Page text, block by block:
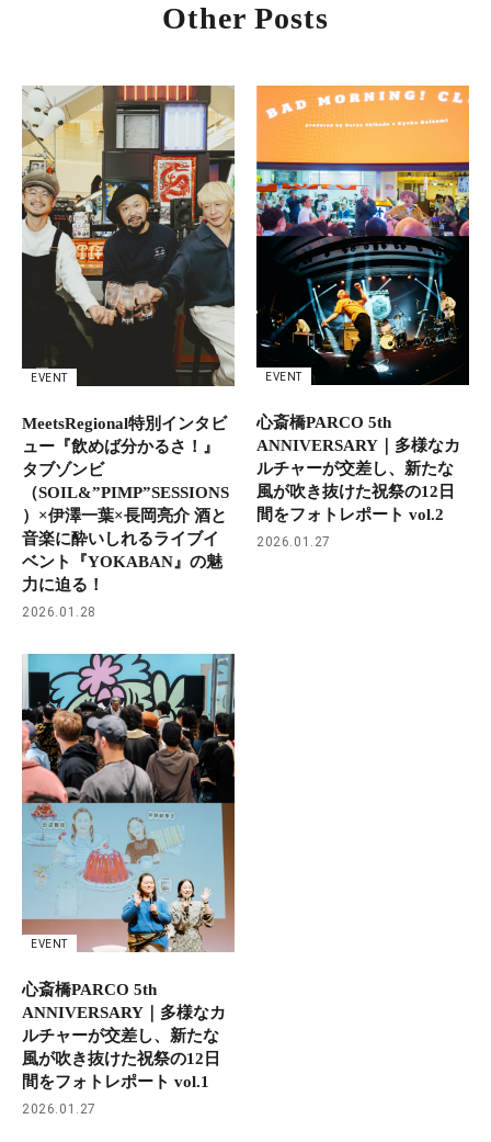
Other Posts
EVENT
MeetsRegional特別インタビ
ュー『飲めば分かるさ！』
タブゾンビ
（SOIL&”PIMP”SESSIONS
）×伊澤一葉×長岡亮介 酒と
音楽に酔いしれるライブイ
ベント『YOKABAN』の魅
力に迫る！
2026.01.28
EVENT
心斎橋PARCO 5th
ANNIVERSARY｜多様なカ
ルチャーが交差し、新たな
風が吹き抜けた祝祭の12日
間をフォトレポート vol.2
2026.01.27
EVENT
心斎橋PARCO 5th
ANNIVERSARY｜多様なカ
ルチャーが交差し、新たな
風が吹き抜けた祝祭の12日
間をフォトレポート vol.1
2026.01.27